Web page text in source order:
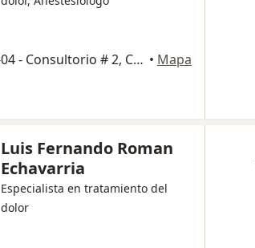
Cr 38 Bis No 5B2-04 - Consultorio # 2, Cali • Mapa
Luis Fernando Roman
Echavarria
Especialista en tratamiento del
dolor